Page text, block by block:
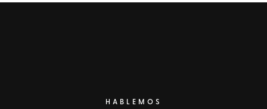
HABLEMOS